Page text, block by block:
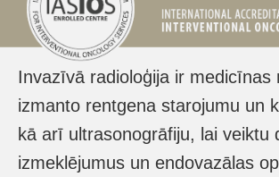
Invazīvā radioloģija ir medicīnas
izmanto rentgena starojumu un
kā arī ultrasonogrāfiju, lai veiktu
izmeklējumus un endovazālas